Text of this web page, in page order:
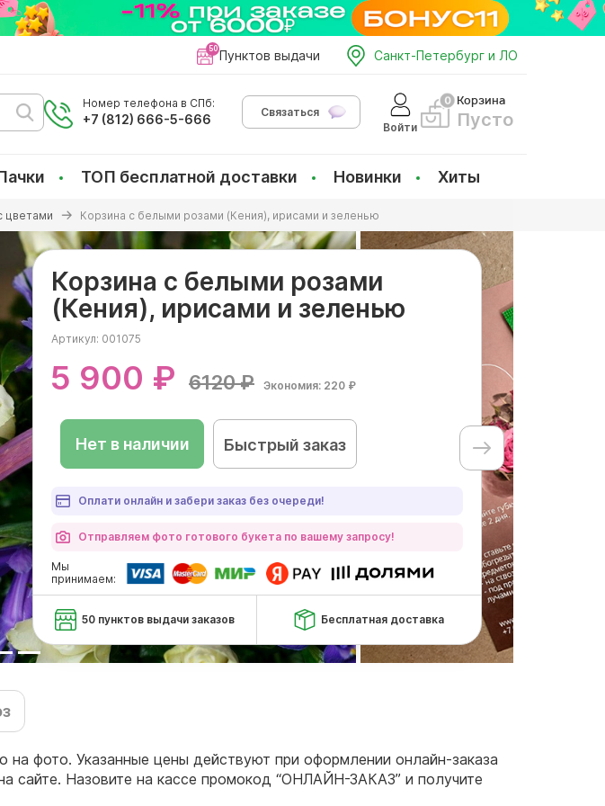
Пунктов выдачи Санкт-Петербург и ЛО
Номер телефона в СПб:
+7 (812) 666-5-666
Связаться
Войти
Корзина
Пусто
ТОП бесплатной доставки Новинки Хиты
цветами Корзина с белыми розами (Кения), ирисами и зеленью
Корзина с белыми розами
(Кения), ирисами и зеленью
Артикул: 001075
5 900 ₽ 6120 ₽ Экономия: 220 ₽
Нет в наличии Быстрый заказ
Оплати онлайн и забери заказ без очереди!
Отправляем фото готового букета по вашему запросу!
Мы
принимаем:
50 пунктов выдачи заказов Бесплатная доставка
на фото. Указанные цены действуют при оформлении онлайн-заказа
сайте. Назовите на кассе промокод “ОНЛАЙН-ЗАКАЗ” и получите